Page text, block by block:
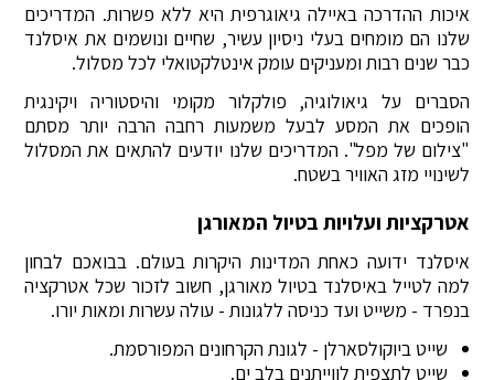
איכות ההדרכה באיילה גיאוגרפית היא ללא פשרות. המדריכים
שלנו הם מומחים בעלי ניסיון עשיר, שחיים ונושמים את איסלנד
כבר שנים רבות ומעניקים עומק אינטלקטואלי לכל מסלול.
הסברים על גיאולוגיה, פולקלור מקומי והיסטוריה ויקינגית
הופכים את המסע לבעל משמעות רחבה הרבה יותר מסתם
"צילום של מפל". המדריכים שלנו יודעים להתאים את המסלול
לשינויי מזג האוויר בשטח.
אטרקציות ועלויות בטיול המאורגן
איסלנד ידועה כאחת המדינות היקרות בעולם. בבואכם לבחון
למה לטייל באיסלנד בטיול מאורגן, חשוב לזכור שכל אטרקציה
בנפרד - משייט ועד כניסה ללגונות - עולה עשרות ומאות יורו.
שייט ביוקולסארלן - לגונת הקרחונים המפורסמת.
שייט לתצפית לווייתנים בלב ים.